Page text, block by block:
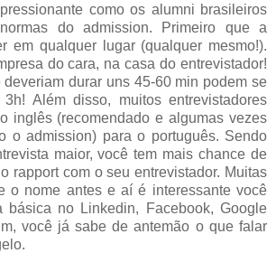
como os alumni brasileiros
do admission. Primeiro que a
em qualquer lugar (qualquer mesmo!).
do cara, na casa do entrevistador!
durar uns 45-60 min podem se
Além disso, muitos entrevistadores
inglês (recomendado e algumas vezes
o admission) para o português. Sendo
maior, você tem mais chance de
rapport com o seu entrevistador. Muitas
o nome antes e aí é interessante você
básica no Linkedin, Facebook, Google
você já sabe de antemão o que falar